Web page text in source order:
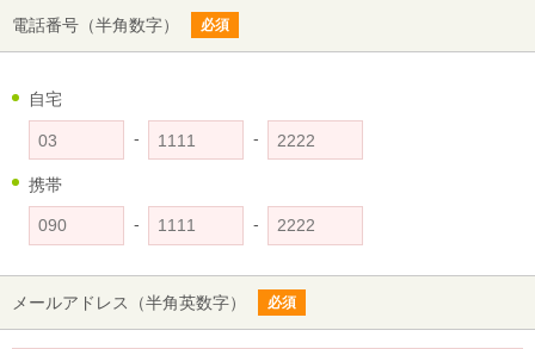
電話番号 （半角数字） 必須
自宅
- -
携帯
- -
メールアドレス （半角英数字） 必須